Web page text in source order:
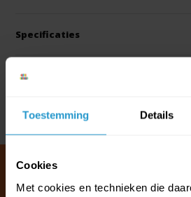
Toestemming Details
Cookies
Met cookies en technieken die
Specificaties
Reviews
Delen